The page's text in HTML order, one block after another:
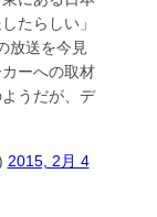
たらしい」
放送を今見
ーへの取材
うだが、デ
2015, 2月 4